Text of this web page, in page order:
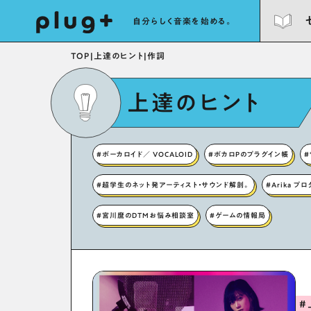
自分らしく音楽を始める。
TOP | 上達のヒント |作詞
上達のヒント
#ボーカロイド／ VOCALOID #ボカロPのプラグイン帳
#超学生のネット発アーティスト・サウンド解剖。 #Arika プロダ
#宮川麿のDTMお悩み相談室 #ゲームの情報局
#